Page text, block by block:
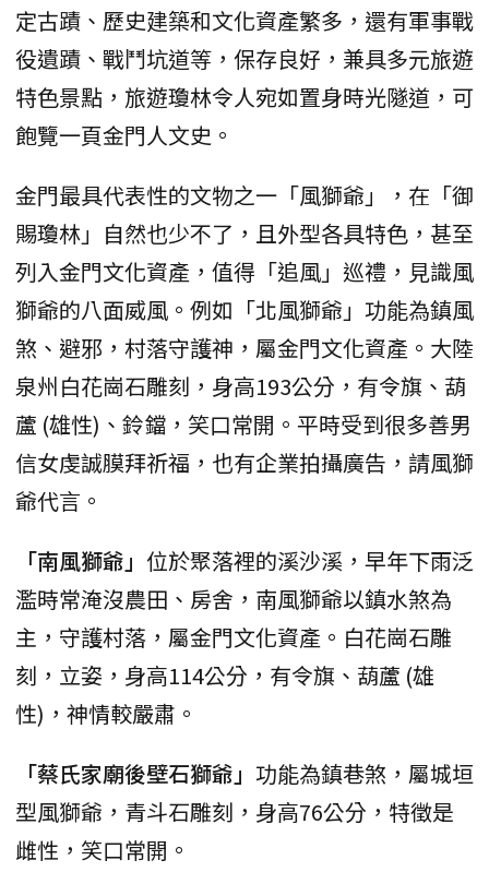
定古蹟、歷史建築和文化資產繁多，還有軍事戰
役遺蹟、戰鬥坑道等，保存良好，兼具多元旅遊
特色景點，旅遊瓊林令人宛如置身時光隧道，可
飽覽一頁金門人文史。
金門最具代表性的文物之一「風獅爺」，在「御
賜瓊林」自然也少不了，且外型各具特色，甚至
列入金門文化資產，值得「追風」巡禮，見識風
獅爺的八面威風。例如「北風獅爺」功能為鎮風
煞、避邪，村落守護神，屬金門文化資產。大陸
泉州白花崗石雕刻，身高193公分，有令旗、葫
蘆 (雄性)、鈴鐺，笑口常開。平時受到很多善男
信女虔誠膜拜祈福，也有企業拍攝廣告，請風獅
爺代言。
「南風獅爺」 位於聚落裡的溪沙溪，早年下雨泛
濫時常淹沒農田、房舍，南風獅爺以鎮水煞為
主，守護村落，屬金門文化資產。白花崗石雕
刻，立姿，身高114公分，有令旗、葫蘆 (雄
性)，神情較嚴肅。
「蔡氏家廟後壁石獅爺」 功能為鎮巷煞，屬城垣
型風獅爺，青斗石雕刻，身高76公分，特徵是
雌性，笑口常開。